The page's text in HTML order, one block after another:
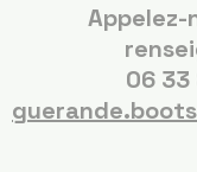
Appelez-
06 33